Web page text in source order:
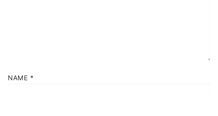
NAME *